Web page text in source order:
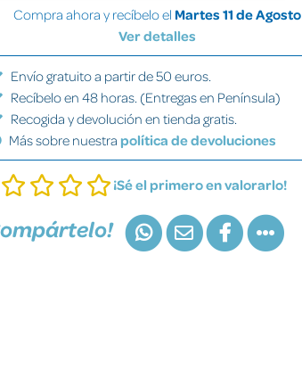
Compra ahora y recíbelo el Martes 11 de Agosto
Ver detalles
Envío gratuito a partir de 50 euros.
Recíbelo en 48 horas. (Entregas en Península)
Recogida y devolución en tienda gratis.
Más sobre nuestra política de devoluciones
¡Sé el primero en valorarlo!